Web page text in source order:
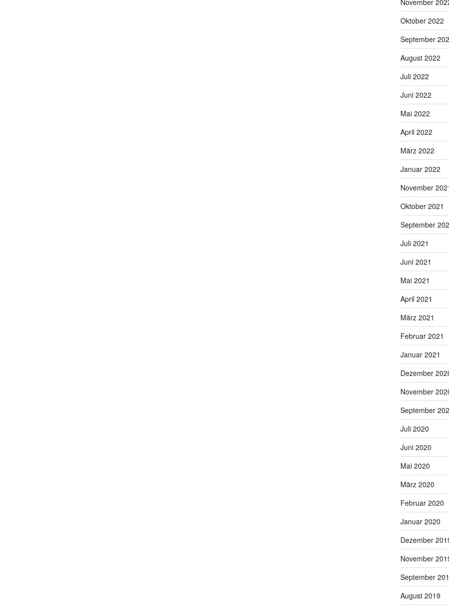
Oktober 2022
September
August 2022
Juli 2022
Juni 2022
Mai 2022
April 2022
März 2022
Januar 2022
November
Oktober 2021
September
Juli 2021
Juni 2021
Mai 2021
April 2021
März 2021
Februar 2021
Januar 2021
Dezember
November
September
Juli 2020
Juni 2020
Mai 2020
März 2020
Februar 2020
Januar 2020
Dezember
November
September
August 2019